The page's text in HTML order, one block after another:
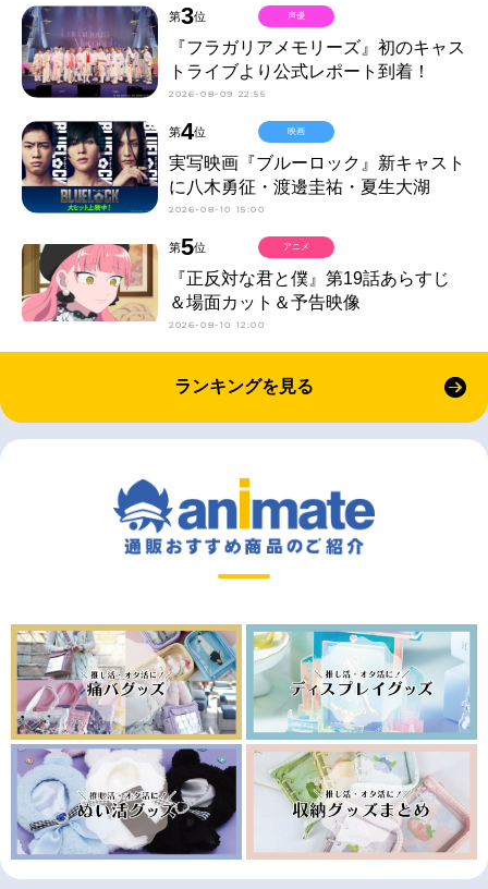
第3位
『フラガリアメモリーズ』初のキャス
トライブより公式レポート到着！
2026-08-09 22:55
声優
第4位
実写映画『ブルーロック』新キャスト
に八木勇征・渡邊圭祐・夏生大湖
2026-08-10 15:00
映画
第5位
『正反対な君と僕』第19話あらすじ
＆場面カット＆予告映像
2026-08-10 12:00
アニメ
ランキングを見る